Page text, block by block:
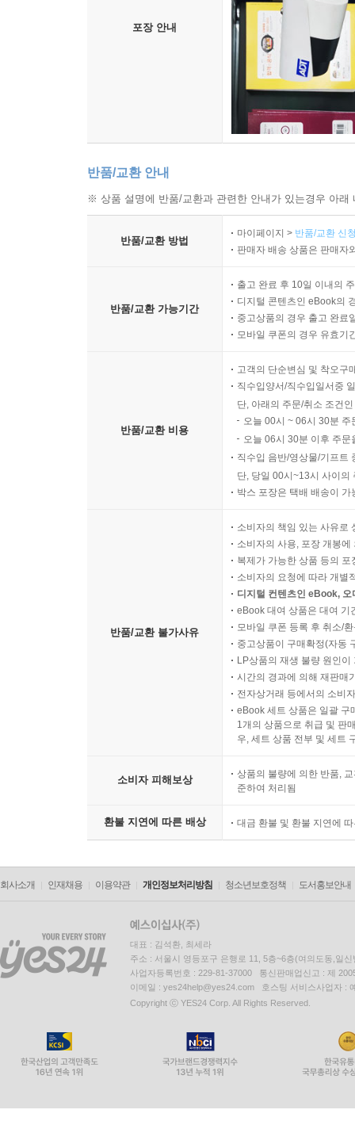
포장 안내
반품/교환 안내
※ 상품 설명에 반품/교환과 관련한 안내가 있는경우 아
반품/교환 방법
마이페이지 > 반품/교환 신
판매자 배송 상품은 판매자
반품/교환 가능기간
출고 완료 후 10일 이내의
디지털 콘텐츠인 eBook의
중고상품의 경우 출고 완료
모바일 쿠폰의 경우 유효기
반품/교환 비용
고객의 단순변심 및 착오구
직수입양서/직수입일서중
단, 아래의 주문/취소 조건
오늘 00시 ~ 06시 30분
오늘 06시 30분 이후 주
직수입 음반/영상물/기프트
단, 당일 00시~13시 사이의
박스 포장은 택배 배송이
반품/교환 불가사유
소비자의 책임 있는 사유로
소비자의 사용, 포장 개봉
복제가 가능한 상품 등의
소비자의 요청에 따라 개별
디지털 컨텐츠인 eBook,
eBook 대여 상품은 대여 기
모바일 쿠폰 등록 후 취소/
중고상품이 구매확정(자동
LP상품의 재생 불량 원인
시간의 경과에 의해 재판매
전자상거래 등에서의 소비
eBook 세트 상품은 일괄 구
1개의 상품으로 취급 및 판
우, 세트 상품 전부 및 세트
소비자 피해보상
상품의 불량에 의한 반품,
준하여 처리됨
환불 지연에 따른 배상 대금 환불 및 환불 지연에
회사소개 인재채용 이용약관 개인정보처리방침 청소년보호정책 도서홍보안내
대표 : 김석환, 최세라
주소 : 서울시 영등포구 은행로 11, 5층~6층(여의도동,일신
사업자등록번호 : 229-81-37000 통신판매업신고 : 제
이메일 : yes24help@yes24.com 호스팅 서비스사업자 :
Copyright ⓒ YES24 Corp. All Rights Reserved.